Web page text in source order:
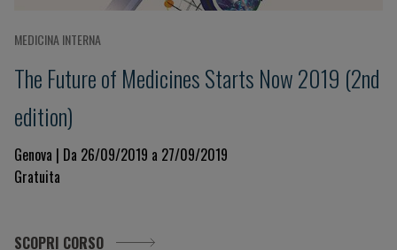
MEDICINA INTERNA
The Future of Medicines Starts Now 2019 (2nd
edition)
Genova | Da 26/09/2019 a 27/09/2019
Gratuita
SCOPRI CORSO